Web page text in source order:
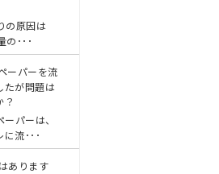
の原因は
の･･･
ーパーを流
たが問題は
？
パーは、
流･･･
あります